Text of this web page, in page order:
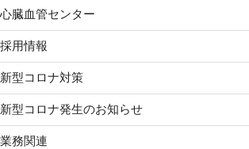
心臓血管センター
採用情報
新型コロナ対策
新型コロナ発生のお知らせ
業務関連